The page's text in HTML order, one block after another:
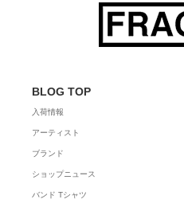
BLOG TOP
入荷情報
アーティスト
ブランド
ショップニュース
バンド Tシャツ